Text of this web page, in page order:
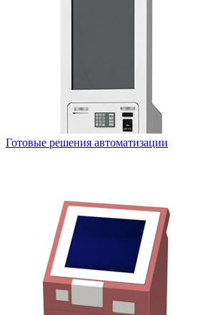
Готовые решения автоматизации